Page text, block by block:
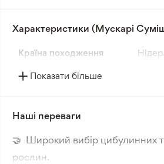
Ці квіти розквітають в квітні і
садити їх у вересні-листопаді. У
штук мускарі різних відтінків,
і різнобарвний вигляд у вашому
Характеристики (Мускарі
Країна походження
Показати більше
Наші переваги
🤝 Широкий вибір цибулинних
рослин.